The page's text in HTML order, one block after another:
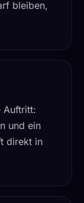
bleiben,
Auftritt:
und ein
direkt in